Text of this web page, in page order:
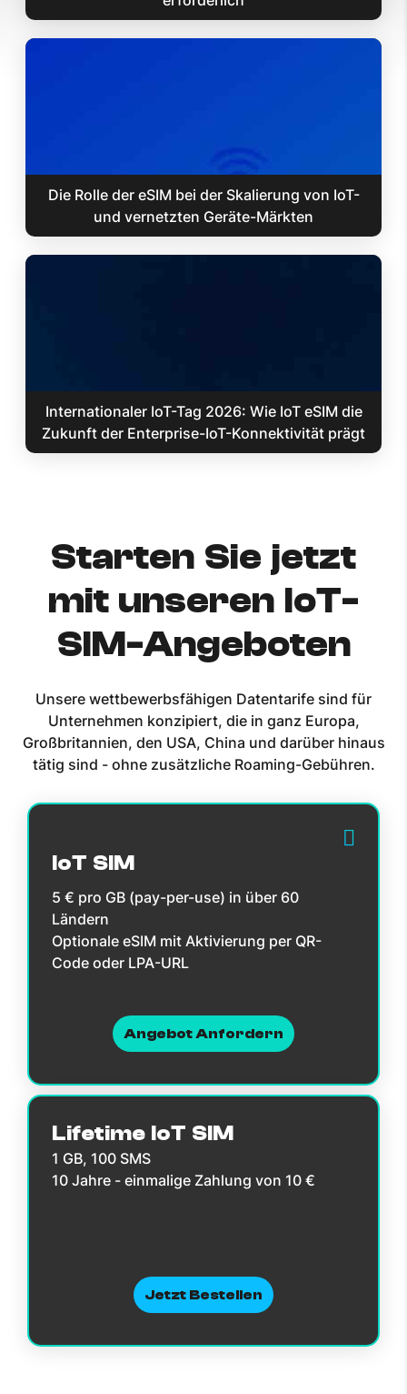
Die Rolle der eSIM bei der Skalierung von IoT-
und vernetzten Geräte-Märkten
Internationaler IoT-Tag 2026: Wie IoT eSIM die
Zukunft der Enterprise-IoT-Konnektivität prägt
Starten Sie jetzt
mit unseren IoT-
SIM-Angeboten
Unsere wettbewerbsfähigen Datentarife sind für
Unternehmen konzipiert, die in ganz Europa,
Großbritannien, den USA, China und darüber hinaus
tätig sind - ohne zusätzliche Roaming-Gebühren.
IoT SIM
5 € pro GB (pay-per-use) in über 60
Ländern
Optionale eSIM mit Aktivierung per QR-
Code oder LPA-URL
Angebot Anfordern
Lifetime IoT SIM
1 GB, 100 SMS
10 Jahre - einmalige Zahlung von 10 €
Jetzt Bestellen